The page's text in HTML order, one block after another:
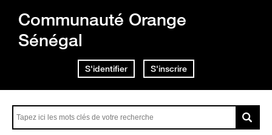
Communauté Orange
Sénégal
S'identifier S'inscrire